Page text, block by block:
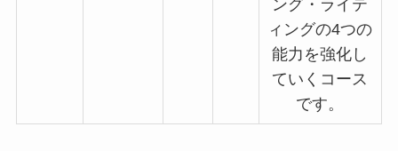
ング・ライテ
ィングの4つの
能力を強化し
ていくコース
です。